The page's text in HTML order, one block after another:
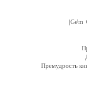
|G#m
Премудрость